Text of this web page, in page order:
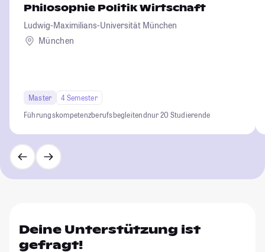
Philosophie Politik Wirtschaft
Ludwig-Maximilians-Universität München
München
Master
4 Semester
Führungskompetenzberufsbegleitendnur 20 Studierende
Deine Unterstützung ist
gefragt!